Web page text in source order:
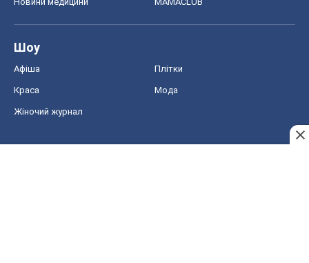
Шоу
Афіша Плітки
Краса Мода
Жіночий журнал